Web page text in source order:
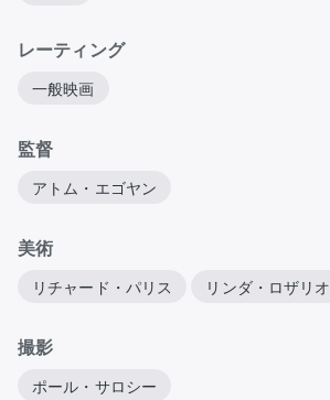
レーティング
一般映画
監督
アトム・エゴヤン
美術
リチャード・パリス リンダ・ロザリオ
撮影
ポール・サロシー